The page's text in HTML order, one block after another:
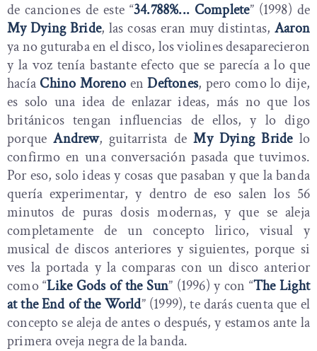
de canciones de este “34.788%... Complete” (1998) de
My Dying Bride, las cosas eran muy distintas, Aaron
ya no guturaba en el disco, los violines desaparecieron
y la voz tenía bastante efecto que se parecía a lo que
hacíaChino Moreno enDeftones, pero como lo dije,
es solo una idea de enlazar ideas, más no que los
británicos tengan influencias de ellos, y lo digo
porqueAndrew, guitarrista deMy Dying Bridelo
confirmo en una conversación pasada que tuvimos.
Por eso, solo ideas y cosas que pasaban y que la banda
quería experimentar, y dentro de eso salen los 56
minutos de puras dosis modernas, y que se aleja
completamente de un concepto lirico, visual y
musical de discos anteriores y siguientes, porque si
ves la portada y la comparas con un disco anterior
como “Like Gods of the Sun” (1996) y con “The Light
at the End of the World” (1999), te darás cuenta que el
concepto se aleja de antes o después, y estamos ante la
primera oveja negra de la banda.